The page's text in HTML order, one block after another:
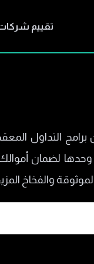
تقييم شركات
لضمان
والفخاخ